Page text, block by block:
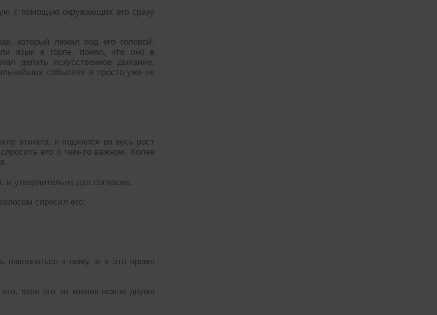
с помощью окружающих его сразу
который лежал под его головой,
язык в горле, понял, что оно в
делать искусственное дыхание.
событиях я просто уже не
этикета, я поднялся во весь рост
его о чем-то важном, более
утвердительно дал согласие.
спросил его:
наклоняться к нему, и в это время
взяв его за кончик нежно двумя